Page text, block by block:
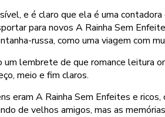
e é claro que ela é uma
para novos A Rainha Sem
russa, como uma viagem com
lembrete de que romance leitura
meio e fim claros.
eram A Rainha Sem Enfeites e
de velhos amigos, mas as